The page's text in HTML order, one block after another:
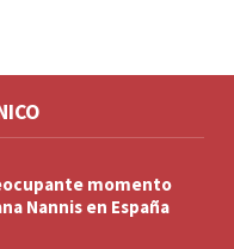
momento
Nannis en España